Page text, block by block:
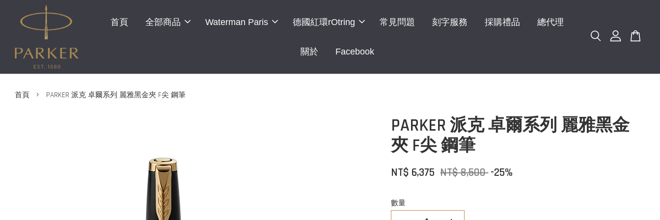
首頁 全部商品 Waterman Paris 德國紅環rOtring 常見問題 刻字服務 採購禮品 總代理
關於 Facebook
首頁 › PARKER 派克 卓爾系列 麗雅黑金夾 F尖 鋼筆
PARKER 派克 卓爾系列 麗雅黑金
夾 F尖 鋼筆
NT$ 6,375 NT$ 8,500-25%
數量